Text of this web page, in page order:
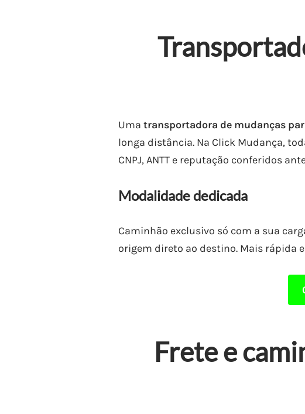
Uma transportadora de mudanças
longa distância. Na Click Mudança,
CNPJ, ANTT e reputação conferidos
Modalidade dedicada
Caminhão exclusivo só com a sua
origem direto ao destino. Mais rápida
Frete e